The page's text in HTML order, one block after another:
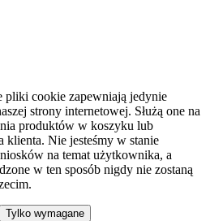
pliki cookie zapewniają jedynie
strony internetowej. Służą one na
produktów w koszyku lub
klienta. Nie jesteśmy w stanie
na temat użytkownika, a
w ten sposób nigdy nie zostaną
Tylko wymagane